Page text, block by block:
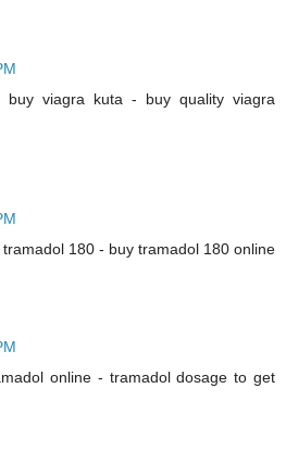
buy viagra kuta - buy quality viagra
180 - buy tramadol 180 online
online - tramadol dosage to get